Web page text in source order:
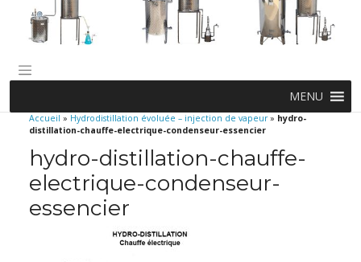
MENU
Accueil » Hydrodistillation évoluée – injection de vapeur» hydro-
distillation-chauffe-electrique-condenseur-essencier
hydro-distillation-chauffe-
electrique-condenseur-
essencier